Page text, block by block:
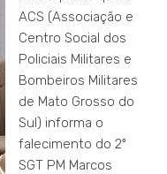
ACS (Associação e
Centro Social dos
Policiais Militares e
Bombeiros Militares
de Mato Grosso do
Sul) informa o
falecimento do 2º
SGT PM Marcos